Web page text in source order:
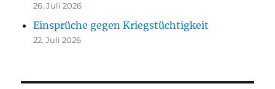
26. Juli 2026
Einsprüche gegen Kriegstüchtigkeit
22. Juli 2026